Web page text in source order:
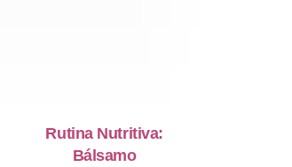
Rutina Nutritiva:
Bálsamo